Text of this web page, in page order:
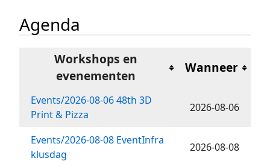
Agenda
Workshops en
evenementen
Wanneer
Events/2026-08-06 48th 3D
Print & Pizza
2026-08-06
Events/2026-08-08 EventInfra
klusdag
2026-08-08